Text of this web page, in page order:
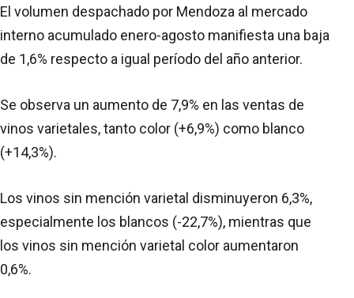
El volumen despachado por Mendoza al mercado
interno acumulado enero-agosto manifiesta una baja
de 1,6% respecto a igual período del año anterior.
Se observa un aumento de 7,9% en las ventas de
vinos varietales, tanto color (+6,9%) como blanco
(+14,3%).
Los vinos sin mención varietal disminuyeron 6,3%,
especialmente los blancos (-22,7%), mientras que
los vinos sin mención varietal color aumentaron
0,6%.